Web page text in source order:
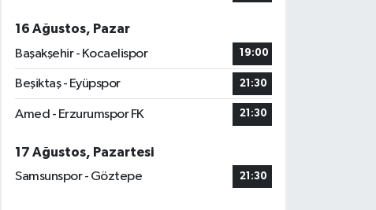
16 Ağustos, Pazar
Başakşehir - Kocaelispor
19:00
Beşiktaş - Eyüpspor 21:30
Amed - Erzurumspor FK 21:30
17 Ağustos, Pazartesi
Samsunspor - Göztepe
21:30